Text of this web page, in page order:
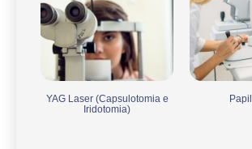
YAG Laser (Capsulotomia e
Iridotomia)